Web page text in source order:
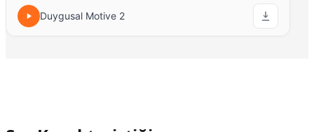
Duygusal Motive 2